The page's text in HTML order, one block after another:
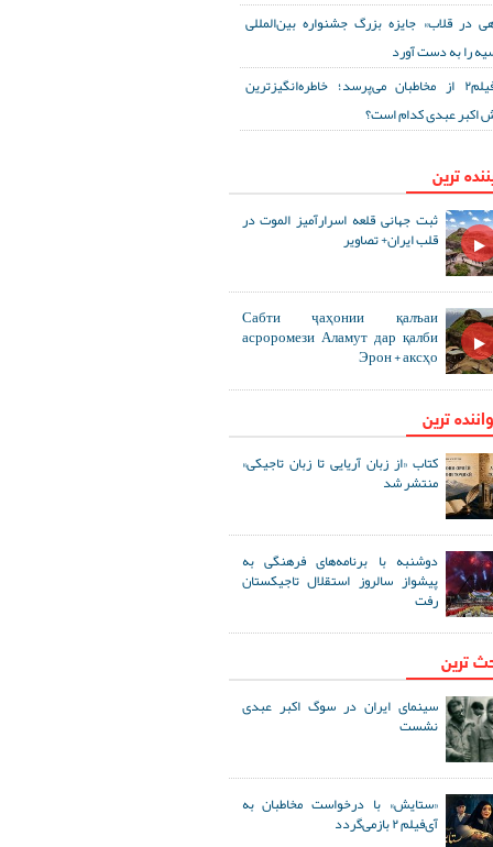
در قلاب» جایزه بزرگ جشنواره بین‌المللی
را به دست آورد
آی‌فیلم۲ از مخاطبان می‌پرسد؛ خاطره‌انگیزترین
اکبر عبدی کدام است؟
ترین
ثبت جهانی قلعه اسرارآمیز الموت در
قلب ایران+ تصاویر
Сабти ҷаҳонии қалъаи
асроромези Аламут дар қалби
Эрон + аксҳо
ترین
کتاب «از زبان آریایی تا زبان تاجیکی»
منتشر شد
دوشنبه با برنامه‌های فرهنگی به
پیشواز سالروز استقلال تاجیکستان
رفت
ترین
سینمای ایران در سوگ اکبر عبدی
نشست
«ستایش» با درخواست مخاطبان به
آی‌فیلم ۲ بازمی‌گردد